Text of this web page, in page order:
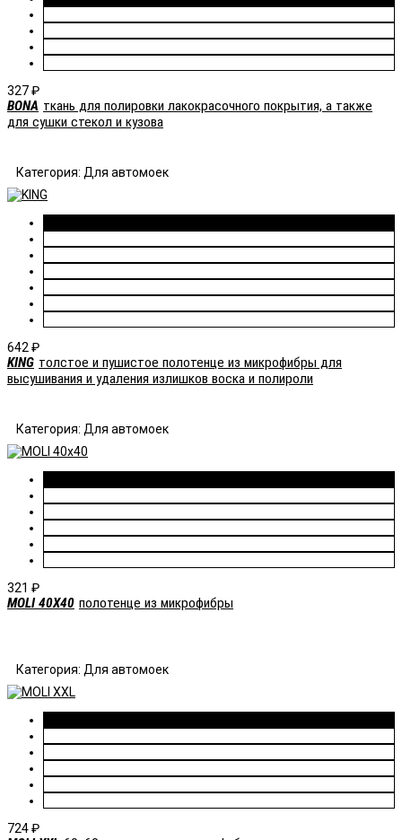
327₽
BONA ткань для полировки лакокрасочного покрытия, а также
для сушки стекол и кузова
Категория: Для автомоек
642₽
KING толстое и пушистое полотенце из микрофибры для
высушивания и удаления излишков воска и полироли
Категория: Для автомоек
321 ₽
MOLI 40X40 полотенце из микрофибры
Категория: Для автомоек
724₽